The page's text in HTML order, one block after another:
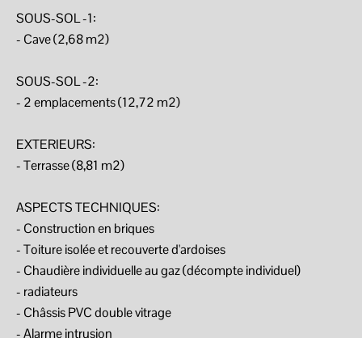
SOUS-SOL -1:
- Cave (2,68 m2)
SOUS-SOL -2:
- 2 emplacements (12,72 m2)
EXTERIEURS:
- Terrasse (8,81 m2)
ASPECTS TECHNIQUES:
- Construction en briques
- Toiture isolée et recouverte d'ardoises
- Chaudière individuelle au gaz (décompte individuel)
- radiateurs
- Châssis PVC double vitrage
- Alarme intrusion